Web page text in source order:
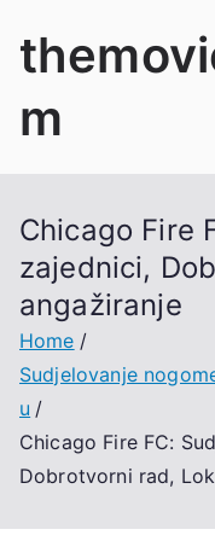
m
Chicago Fire
zajednici,
angažiranje
Home
Sudjelovanje
u
Chicago Fire FC:
Dobrotvorni rad,